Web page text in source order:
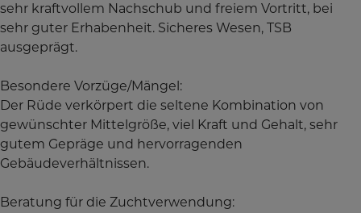
sehr kraftvollem Nachschub und freiem Vortritt, bei
sehr guter Erhabenheit. Sicheres Wesen, TSB
ausgeprägt.
Besondere Vorzüge/Mängel:
Der Rüde verkörpert die seltene Kombination von
gewünschter Mittelgröße, viel Kraft und Gehalt, sehr
gutem Gepräge und hervorragenden
Gebäudeverhältnissen.
Beratung für die Zuchtverwendung: